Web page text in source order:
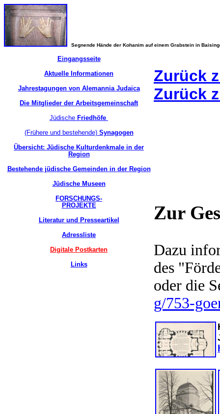
Segnende Hände der Kohanim auf einem Grabstein in
Eingangsseite
Aktuelle Informationen
Jahrestagungen von Alemannia Judaica
Die Mitglieder der Arbeitsgemeinschaft
Jüdische Friedhöfe
(Frühere und bestehende)Synagogen
Übersicht: Jüdische Kulturdenkmale in der
Region
Bestehende jüdische Gemeinden in der Region
Jüdische Museen
FORSCHUNGS-
PROJEKTE
Literatur und Presseartikel
Adressliste
Digitale Postkarten
Links
Zurück
Zurück
Zur
Dazu
des
oder die
g/753-